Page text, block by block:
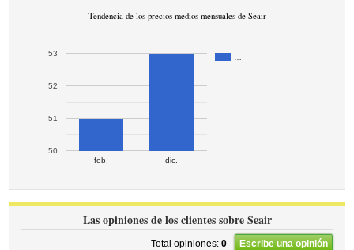
Tendencia de los precios medios mensuales de Seair
feb. dic.
50
51
52
53
Las opiniones de los clientes sobre Seair
Total opiniones: 0 Escribe una opinión